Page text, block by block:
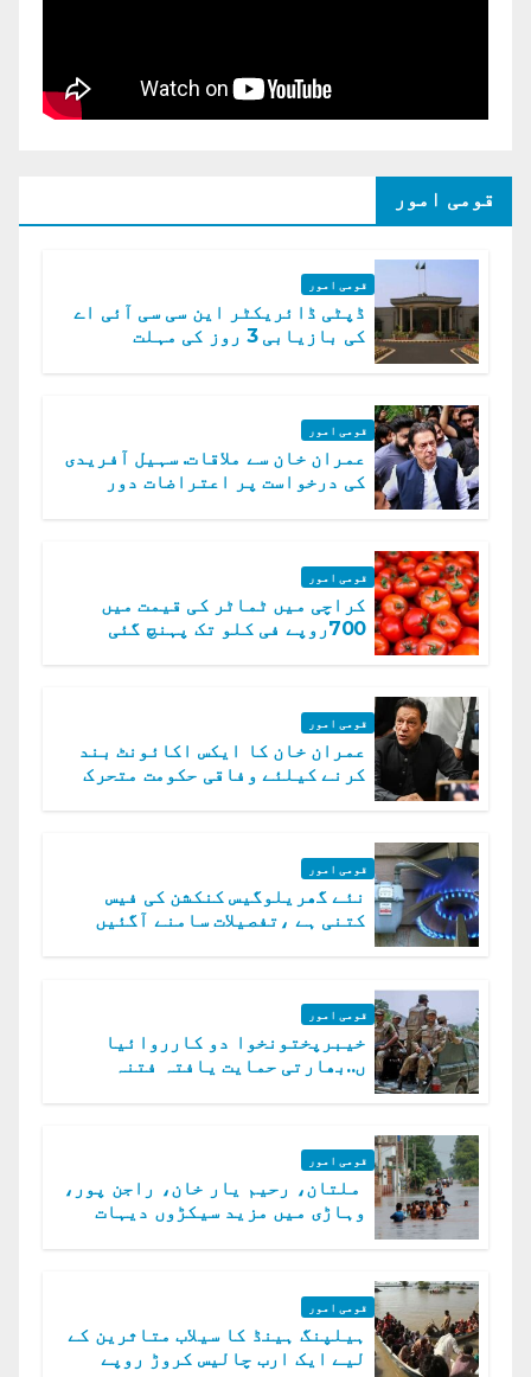
قومی امور
قومی امور
ڈپٹی ڈائریکٹر این سی سی آئی اے
کی بازیابی 3 روز کی مہلت
قومی امور
عمران خان سے ملاقات. سہیل آفریدی
کی درخواست پر اعتراضات دور
قومی امور
کراچی میں ٹماٹر کی قیمت میں
700روپے فی کلو تک پہنچ گئی
قومی امور
عمران خان کا ایکس اکائونٹ بند
کرنے کیلئے وفاقی حکومت متحرک
قومی امور
نئے گھریلوگیس کنکشن کی فیس
کتنی ہے ،تفصیلات سامنے آگئیں
قومی امور
خیبرپختونخوا دو کارروائیا
ں..بھارتی حمایت یافتہ فتنہ
قومی امور
ملتان، رحیم یار خان، راجن پور،
وہاڑی میں مزید سیکڑوں دیہات
قومی امور
ہیلپنگ ہینڈ کا سیلاب متاثرین کے
لیے ایک ارب چالیس کروڑ روپے